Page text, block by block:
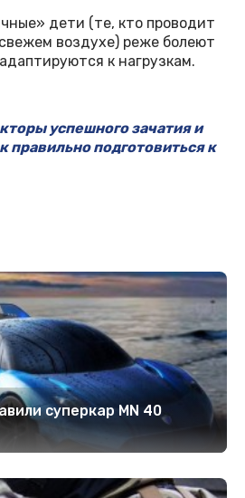
дети (те, кто проводит
воздухе) реже болеют
к нагрузкам.
успешного зачатия и
правильно подготовиться к
суперкар MN 40